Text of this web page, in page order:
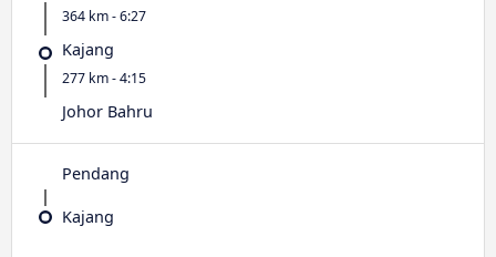
364 km - 6:27
Kajang
277 km - 4:15
Johor Bahru
Pendang
Kajang